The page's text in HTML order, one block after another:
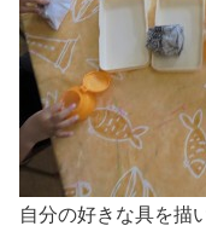
自分の好きな具を描